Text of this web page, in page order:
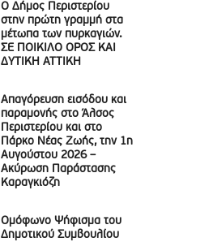
Ο Δήμος Περιστερίου
στην πρώτη γραμμή στα
μέτωπα των πυρκαγιών.
ΣΕ ΠΟΙΚΙΛΟ ΟΡΟΣ ΚΑΙ
ΔΥΤΙΚΗ ΑΤΤΙΚΗ
Απαγόρευση εισόδου και
παραμονής στο Άλσος
Περιστερίου και στο
Πάρκο Νέας Ζωής, την 1η
Αυγούστου 2026 –
Ακύρωση Παράστασης
Καραγκιόζη
Ομόφωνο Ψήφισμα του
Δημοτικού Συμβουλίου